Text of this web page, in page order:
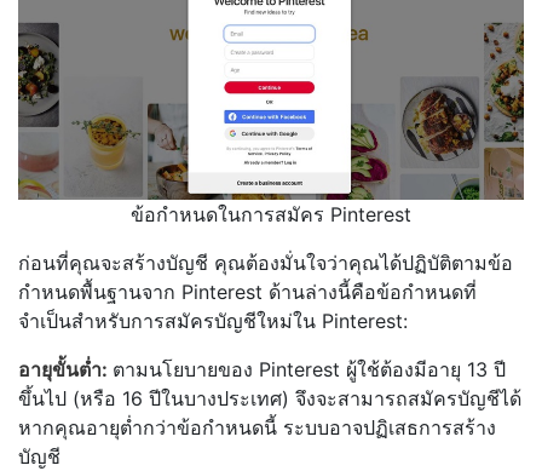
ข้อกำหนดในการสมัคร Pinterest
ก่อนที่คุณจะสร้างบัญชี คุณต้องมั่นใจว่าคุณได้ปฏิบัติตามข้อ
กำหนดพื้นฐานจาก Pinterest ด้านล่างนี้คือข้อกำหนดที่
จำเป็นสำหรับการสมัครบัญชีใหม่ใน Pinterest:
อายุขั้นต่ำ: ตามนโยบายของ Pinterest ผู้ใช้ต้องมีอายุ 13 ปี
ขึ้นไป (หรือ 16 ปีในบางประเทศ) จึงจะสามารถสมัครบัญชีได้
หากคุณอายุต่ำกว่าข้อกำหนดนี้ ระบบอาจปฏิเสธการสร้าง
บัญชี